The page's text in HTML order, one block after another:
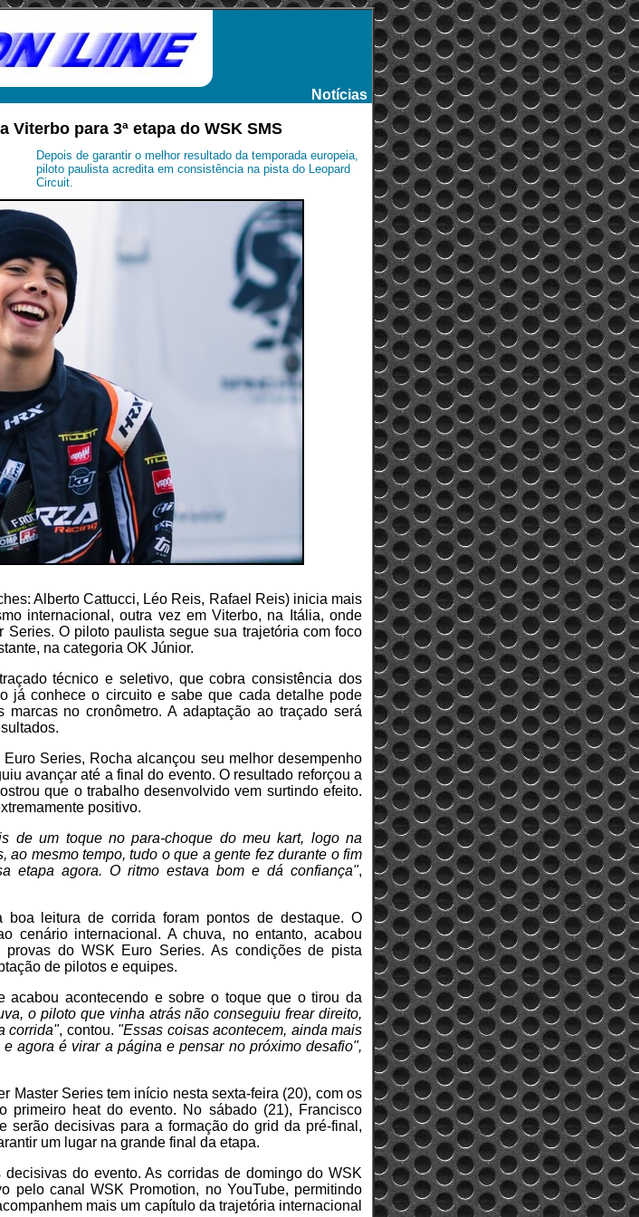
Notícias
Viterbo para 3ª etapa do WSK SMS
Depois de garantir o melhor resultado da temporada europeia,
piloto paulista acredita em consistência na pista do Leopard
Circuit.
Alberto Cattucci, Léo Reis, Rafael Reis) inicia mais
internacional, outra vez em Viterbo, na Itália, onde
O piloto paulista segue sua trajetória com foco
na categoria OK Júnior.
técnico e seletivo, que cobra consistência dos
já conhece o circuito e sabe que cada detalhe pode
no cronômetro. A adaptação ao traçado será
Series, Rocha alcançou seu melhor desempenho
avançar até a final do evento. O resultado reforçou a
que o trabalho desenvolvido vem surtindo efeito.
positivo.
de um toque no para-choque do meu kart, logo na
ao mesmo tempo, tudo o que a gente fez durante o fim
etapa agora. O ritmo estava bom e dá confiança",
leitura de corrida foram pontos de destaque. O
cenário internacional. A chuva, no entanto, acabou
do WSK Euro Series. As condições de pista
de pilotos e equipes.
acabou acontecendo e sobre o toque que o tirou da
o piloto que vinha atrás não conseguiu frear direito,
corrida", contou. "Essas coisas acontecem, ainda mais
agora é virar a página e pensar no próximo desafio",
Master Series tem início nesta sexta-feira (20), com os
heat do evento. No sábado (21), Francisco
serão decisivas para a formação do grid da pré-final,
um lugar na grande final da etapa.
do evento. As corridas de domingo do WSK
pelo canal WSK Promotion, no YouTube, permitindo
mais um capítulo da trajetória internacional